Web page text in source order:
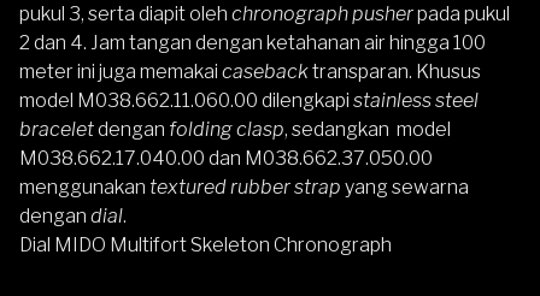
pukul 3, serta diapit oleh chronograph pusherpada pukul
2 dan 4. Jam tangan dengan ketahanan air hingga 100
meter ini juga memakai casebacktransparan. Khusus
model M038.662.11.060.00 dilengkapi stainless steel
braceletdengan folding clasp, sedangkan model
M038.662.17.040.00 dan M038.662.37.050.00
menggunakan textured rubber strap yang sewarna
dengan dial.
Dial MIDO Multifort Skeleton Chronograph